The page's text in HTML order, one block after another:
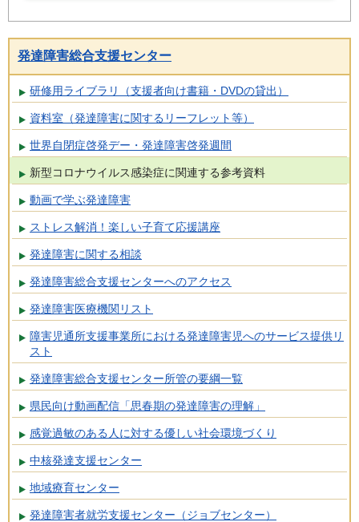
発達障害総合支援センター
研修用ライブラリ（支援者向け書籍・DVDの貸出）
資料室（発達障害に関するリーフレット等）
世界自閉症啓発デー・発達障害啓発週間
新型コロナウイルス感染症に関連する参考資料
動画で学ぶ発達障害
ストレス解消！楽しい子育て応援講座
発達障害に関する相談
発達障害総合支援センターへのアクセス
発達障害医療機関リスト
障害児通所支援事業所における発達障害児へのサービス提供リ
スト
発達障害総合支援センター所管の要綱一覧
県民向け動画配信「思春期の発達障害の理解」
感覚過敏のある人に対する優しい社会環境づくり
中核発達支援センター
地域療育センター
発達障害者就労支援センター（ジョブセンター）